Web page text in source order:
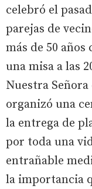
celebró el
parejas de
más de 50 años
una misa a las
Nuestra
organizó una
la entrega de
por toda una
entrañable
la importancia